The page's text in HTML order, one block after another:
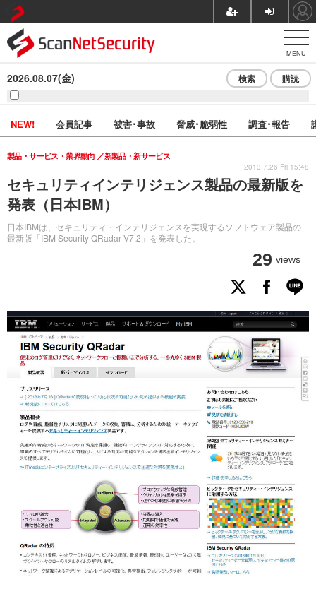
MENU
2026.08.07(金) 検索 購読
NEW! 会員記事 被害･事故 脅威･脆弱性 調査･報告
セキュリティインテリジェンス製品の最新版を
発表（日本IBM）
日本IBMは、セキュリティ・インテリジェンスを実現するソフトウェア製品の
最新版「IBM Security QRadar V7.2」を発表した。
製品・サービス・業界動向 新製品・新サービス
29 views
2013.7.26 Fri 15:48